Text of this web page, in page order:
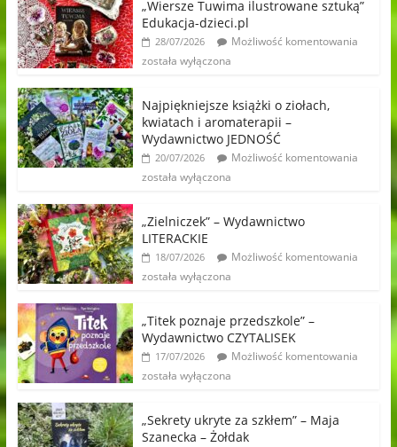
„Wiersze Tuwima ilustrowane sztuką”
Edukacja-dzieci.pl
28/07/2026
Możliwość komentowania
została wyłączona
Najpiękniejsze książki o ziołach,
kwiatach i aromaterapii –
Wydawnictwo JEDNOŚĆ
20/07/2026
Możliwość komentowania
została wyłączona
„Zielniczek” – Wydawnictwo
LITERACKIE
18/07/2026
Możliwość komentowania
została wyłączona
„Titek poznaje przedszkole” –
Wydawnictwo CZYTALISEK
17/07/2026
Możliwość komentowania
została wyłączona
„Sekrety ukryte za szkłem” – Maja
Szanecka – Żołdak